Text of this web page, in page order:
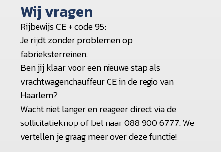
Wij vragen
Rijbewijs CE + code 95;
Je rijdt zonder problemen op
fabrieksterreinen.
Ben jij klaar voor een nieuwe stap als
vrachtwagenchauffeur CE in de regio van
Haarlem?
Wacht niet langer en reageer direct via de
sollicitatieknop of bel naar 088 900 6777. We
vertellen je graag meer over deze functie!